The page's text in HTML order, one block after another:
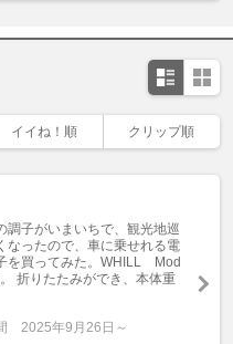
イイね！順 クリップ順
調子がいまいちで、観光地巡
なったので、車に乗せれる電
を買ってみた。WHILL Mod
折りたたみができ、本体重
2025年9月26日～